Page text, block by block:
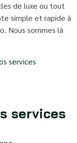
de luxe ou tout
simple et rapide à
Nous sommes là
services
services